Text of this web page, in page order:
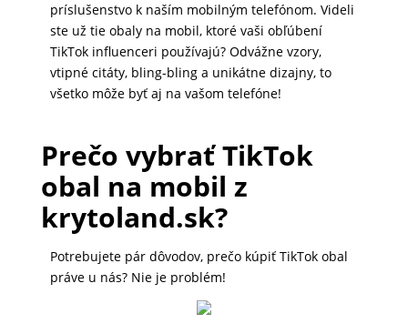
DOMÁCNOSŤ
SMART
HODINKY
PRÍSLUŠENSTVO
príslušenstvo k naším mobilným telefónom. Videli
ste už tie obaly na mobil, ktoré vaši obľúbení
TikTok influenceri používajú? Odvážne vzory,
vtipné citáty, bling-bling a unikátne dizajny, to
všetko môže byť aj na vašom telefóne!
Prečo vybrať TikTok
obal na mobil z
krytoland.sk?
Potrebujete pár dôvodov, prečo kúpiť TikTok obal
práve u nás? Nie je problém!